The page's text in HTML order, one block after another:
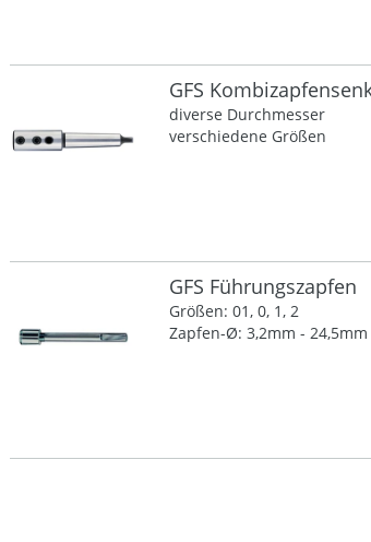
GFS
diverse Durchmesser
verschiedene Größen
GFS Führungszapfen
Größen: 01, 0, 1, 2
Zapfen-Ø: 3,2mm - 24,5mm